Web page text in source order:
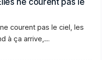
courent pas le ciel, les
à ça arrive,…